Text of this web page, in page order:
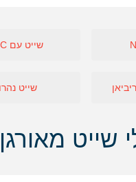
שייט עם MSC
שייט
שייט מאורגן